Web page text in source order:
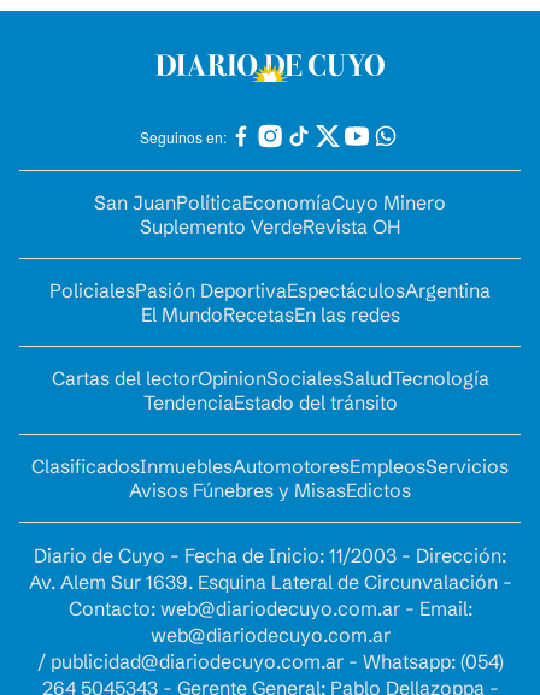
Seguinos en:
San JuanPolíticaEconomíaCuyo Minero
Suplemento VerdeRevista OH
PolicialesPasión DeportivaEspectáculosArgentina
El MundoRecetasEn las redes
Cartas del lectorOpinionSocialesSaludTecnología
TendenciaEstado del tránsito
ClasificadosInmueblesAutomotoresEmpleosServicios
Avisos Fúnebres y MisasEdictos
Diario de Cuyo - Fecha de Inicio: 11/2003 - Dirección:
Av. Alem Sur 1639. Esquina Lateral de Circunvalación -
Contacto: web@diariodecuyo.com.ar- Email:
web@diariodecuyo.com.ar
/ publicidad@diariodecuyo.com.ar- Whatsapp: (054)
264 5045343 - Gerente General: Pablo Dellazoppa -